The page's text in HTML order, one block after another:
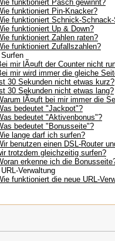
funktioniert Pasch gewinnt?
funktioniert Pin-Knacker?
funktioniert Schnick-
funktioniert Up & Down?
funktioniert Zahlen raten?
funktioniert Zufallszahlen?
mir lÃ¤uft der Counter nicht
mir wird immer die gleiche
30 Sekunden nicht etwas kurz?
30 Sekunden nicht etwas lang?
lÃ¤uft bei mir immer die
bedeutet "Jackpot"?
bedeutet "Aktivenbonus"?
bedeutet "Bonusseite"?
lange darf ich surfen?
benutzen einen DSL-Router
trotzdem gleichzeitig surfen?
erkenne ich die
Verwaltung
funktioniert die neue URL-